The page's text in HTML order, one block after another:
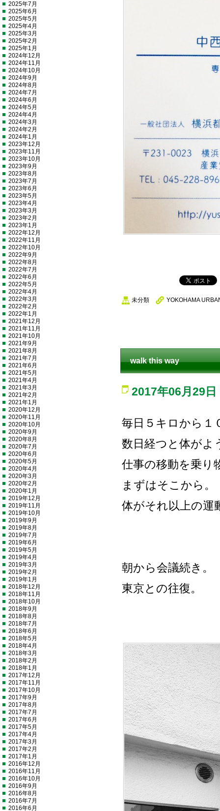
未分類 YOKOHAMA
walk this way
2017年06月29日
毎日５キロから１
数日経つと体がよ
仕事の移動を乗り
まずはそこから。
体がそれ以上の運
朝から会議続き。
東京との往復。
2025年7月
2025年6月
2025年5月
2025年4月
2025年3月
2025年2月
2025年1月
2024年12月
2024年11月
2024年10月
2024年9月
2024年8月
2024年7月
2024年6月
2024年5月
2024年4月
2024年3月
2024年2月
2024年1月
2023年12月
2023年11月
2023年10月
2023年9月
2023年8月
2023年7月
2023年6月
2023年5月
2023年4月
2023年3月
2023年2月
2023年1月
2022年12月
2022年11月
2022年10月
2022年9月
2022年8月
2022年7月
2022年6月
2022年5月
2022年4月
2022年3月
2022年2月
2022年1月
2021年12月
2021年11月
2021年10月
2021年9月
2021年8月
2021年7月
2021年6月
2021年5月
2021年4月
2021年3月
2021年2月
2021年1月
2020年12月
2020年11月
2020年10月
2020年9月
2020年8月
2020年7月
2020年6月
2020年5月
2020年4月
2020年3月
2020年2月
2020年1月
2019年12月
2019年11月
2019年10月
2019年9月
2019年8月
2019年7月
2019年6月
2019年5月
2019年4月
2019年3月
2019年2月
2019年1月
2018年12月
2018年11月
2018年10月
2018年9月
2018年8月
2018年7月
2018年6月
2018年5月
2018年4月
2018年3月
2018年2月
2018年1月
2017年12月
2017年11月
2017年10月
2017年9月
2017年8月
2017年7月
2017年6月
2017年5月
2017年4月
2017年3月
2017年2月
2017年1月
2016年12月
2016年11月
2016年10月
2016年9月
2016年8月
2016年7月
2016年6月